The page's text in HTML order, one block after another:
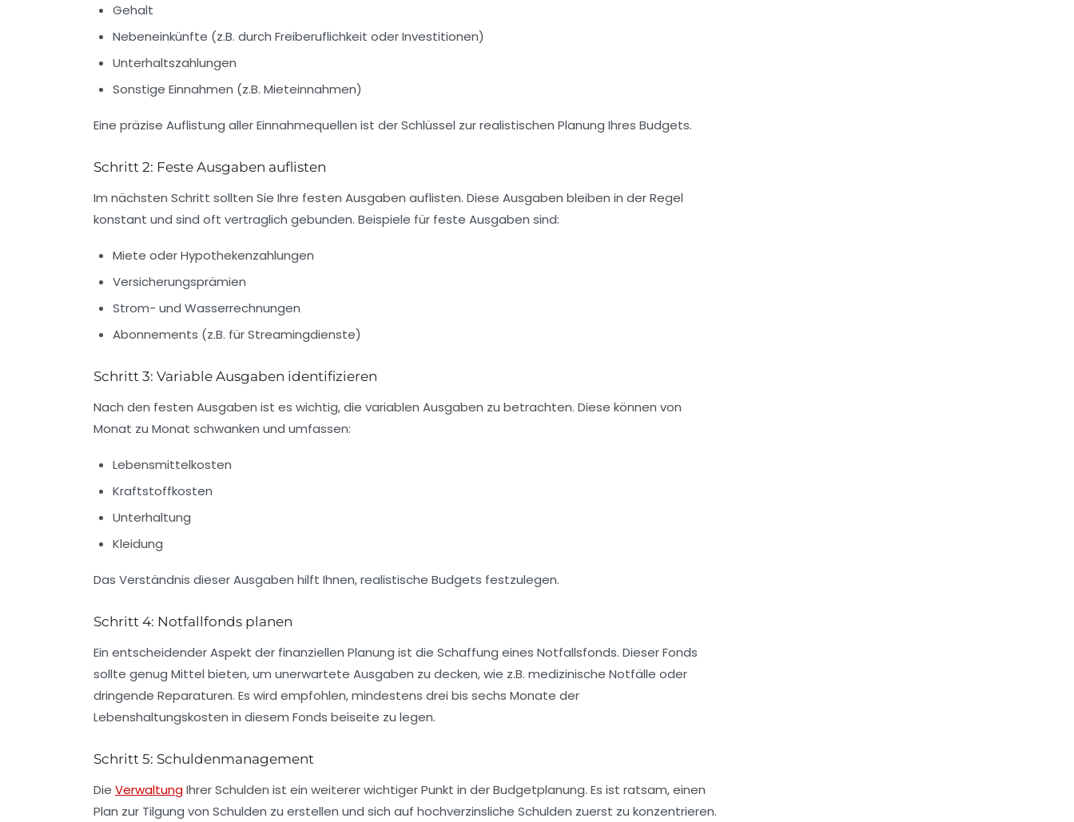
Gehalt
Nebeneinkünfte (z.B. durch Freiberuflichkeit oder Investitionen)
Unterhaltszahlungen
Sonstige Einnahmen (z.B. Mieteinnahmen)
Eine präzise Auflistung aller Einnahmequellen ist der Schlüssel zur realistischen Planung Ihres Budgets.
Schritt 2: Feste Ausgaben auflisten
Im nächsten Schritt sollten Sie Ihre festen Ausgaben auflisten. Diese Ausgaben bleiben in der Regel
konstant und sind oft vertraglich gebunden. Beispiele für feste Ausgaben sind:
Miete oder Hypothekenzahlungen
Versicherungsprämien
Strom- und Wasserrechnungen
Abonnements (z.B. für Streamingdienste)
Schritt 3: Variable Ausgaben identifizieren
Nach den festen Ausgaben ist es wichtig, die variablen Ausgaben zu betrachten. Diese können von
Monat zu Monat schwanken und umfassen:
Lebensmittelkosten
Kraftstoffkosten
Unterhaltung
Kleidung
Das Verständnis dieser Ausgaben hilft Ihnen, realistische Budgets festzulegen.
Schritt 4: Notfallfonds planen
Ein entscheidender Aspekt der finanziellen Planung ist die Schaffung eines Notfallsfonds. Dieser Fonds
sollte genug Mittel bieten, um unerwartete Ausgaben zu decken, wie z.B. medizinische Notfälle oder
dringende Reparaturen. Es wird empfohlen, mindestens drei bis sechs Monate der
Lebenshaltungskosten in diesem Fonds beiseite zu legen.
Schritt 5: Schuldenmanagement
Die VerwaltungIhrer Schulden ist ein weiterer wichtiger Punkt in der Budgetplanung. Es ist ratsam, einen
Plan zur Tilgung von Schulden zu erstellen und sich auf hochverzinsliche Schulden zuerst zu konzentrieren.